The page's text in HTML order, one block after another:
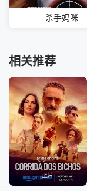
杀手妈咪
相关推荐
正片